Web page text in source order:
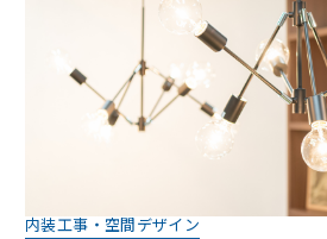
内装工事・空間デザイン